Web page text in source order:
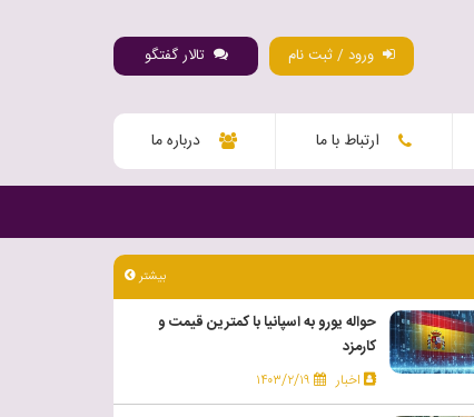
ورود / ثبت نام تالار گفتگو
ارتباط با ما درباره ما
بیشتر
حواله یورو به اسپانیا با کمترین قیمت و
کارمزد
اخبار ۱۴۰۳/۲/۱۹